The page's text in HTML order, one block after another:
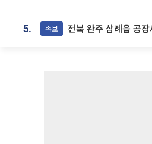
5. 속보 전북 완주 삼례읍 공